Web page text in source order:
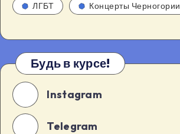
ЛГБТ Концерты Черногории
Будь в курсе!
Instagram
Telegram